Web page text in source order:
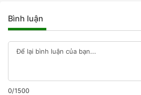
Bình luận
0/1500